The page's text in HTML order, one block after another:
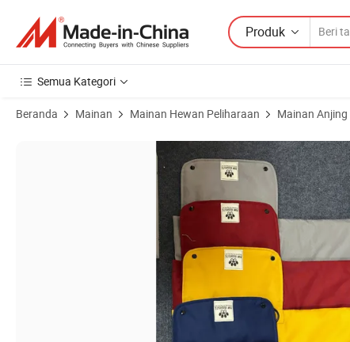
Produk
Semua Kategori
Beranda Mainan Mainan Hewan Peliharaan Mainan Anjing
Gambar Produk dari K cushion hewan peliharaan luar ruangan